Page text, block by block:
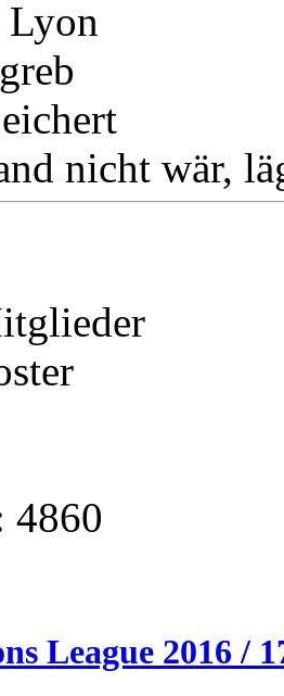
nicht wär,
4860
League 2016 /